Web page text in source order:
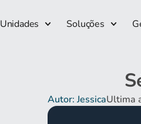
Unidades Soluções
Autor: JessicaUltima